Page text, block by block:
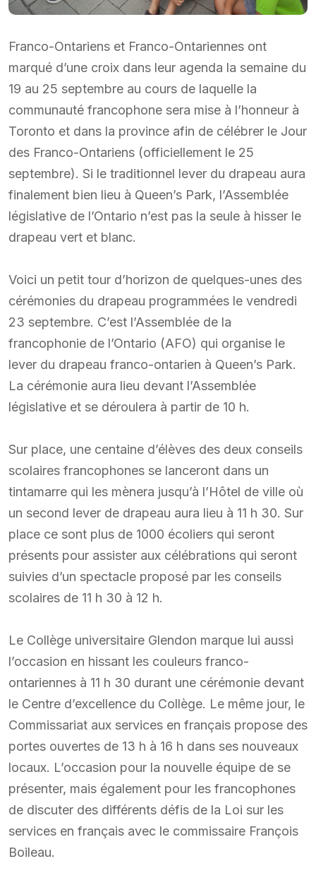
Franco-Ontariens et Franco-Ontariennes ont
marqué d’une croix dans leur agenda la semaine du
19 au 25 septembre au cours de laquelle la
communauté francophone sera mise à l’honneur à
Toronto et dans la province afin de célébrer le Jour
des Franco-Ontariens (officiellement le 25
septembre). Si le traditionnel lever du drapeau aura
finalement bien lieu à Queen’s Park, l’Assemblée
législative de l’Ontario n’est pas la seule à hisser le
drapeau vert et blanc.
Voici un petit tour d’horizon de quelques-unes des
cérémonies du drapeau programmées le vendredi
23 septembre. C’est l’Assemblée de la
francophonie de l’Ontario (AFO) qui organise le
lever du drapeau franco-ontarien à Queen’s Park.
La cérémonie aura lieu devant l’Assemblée
législative et se déroulera à partir de 10 h.
Sur place, une centaine d’élèves des deux conseils
scolaires francophones se lanceront dans un
tintamarre qui les mènera jusqu’à l’Hôtel de ville où
un second lever de drapeau aura lieu à 11 h 30. Sur
place ce sont plus de 1000 écoliers qui seront
présents pour assister aux célébrations qui seront
suivies d’un spectacle proposé par les conseils
scolaires de 11 h 30 à 12 h.
Le Collège universitaire Glendon marque lui aussi
l’occasion en hissant les couleurs franco-
ontariennes à 11 h 30 durant une cérémonie devant
le Centre d’excellence du Collège. Le même jour, le
Commissariat aux services en français propose des
portes ouvertes de 13 h à 16 h dans ses nouveaux
locaux. L’occasion pour la nouvelle équipe de se
présenter, mais également pour les francophones
de discuter des différents défis de la Loi sur les
services en français avec le commissaire François
Boileau.